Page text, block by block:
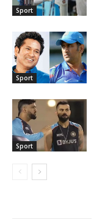
Sport
Sport
Sport